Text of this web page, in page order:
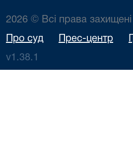
2026 © Всі права захищені
Про суд Прес-центр
v1.38.1